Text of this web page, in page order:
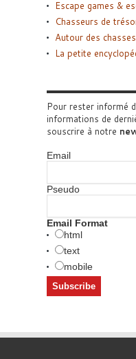
Escape games &
Chasseurs de
Autour des
La petite
Pour rester informé
informations de
souscrire à notre
Email
Pseudo
Email Format
html
text
mobile